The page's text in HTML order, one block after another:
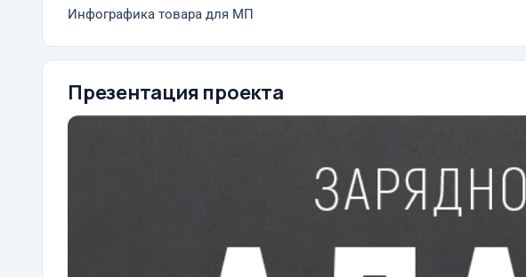
Инфографика товара для МП
Презентация проекта